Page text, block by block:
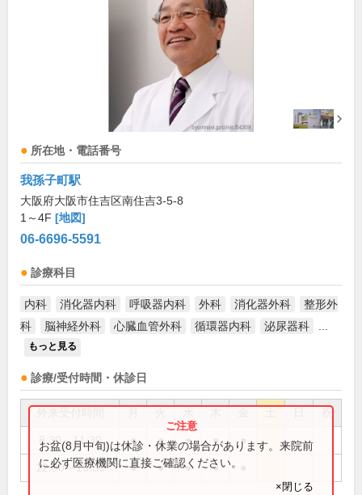
所在地・電話番号
我孫子町駅
大阪府大阪市住吉区南住吉3-5-8
1～4F [地図]
06-6696-5591
診療科目
内科 消化器内科 呼吸器内科 外科 消化器外科
整形外
科
脳神経外科 心臓血管外科 循環器内科 泌尿器科
もっと見る
診療/受付時間・休診日
祝
8:30～11:30 ● ● ● ● ●
12:30～16:30 ● ● ● ●
お盆(8月中旬)は休診・休業の場合があります。来院前
に必ず医療機関に直接ご確認ください。
×閉じる